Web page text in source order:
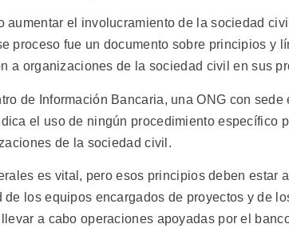
aumentar el involucramiento de la sociedad
proceso fue un documento sobre principios y
a organizaciones de la sociedad civil en sus
de Información Bancaria, una ONG con sede
el uso de ningún procedimiento específico
de la sociedad civil.
es vital, pero esos principios deben estar
de los equipos encargados de proyectos y de
a cabo operaciones apoyadas por el